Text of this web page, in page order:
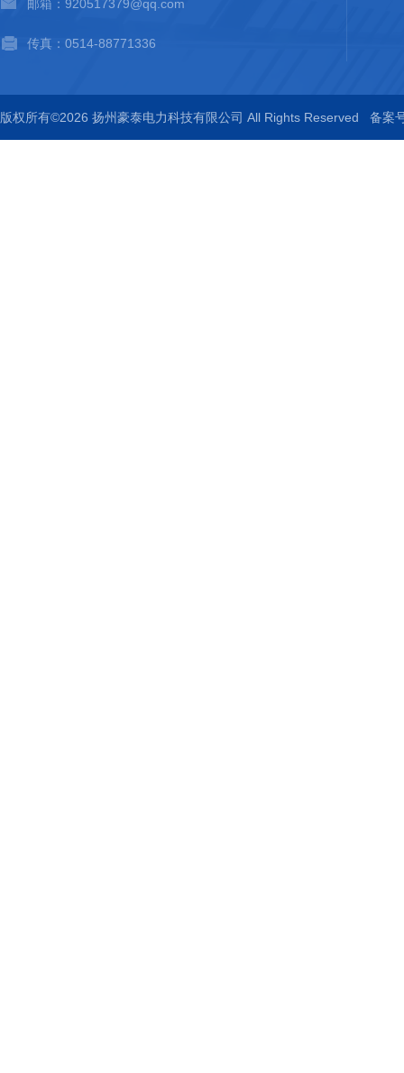
邮箱：920517379@qq.com
传真：0514-88771336
版权所有©2026 扬州豪泰电力科技有限公司 All Rights Reserved 备案